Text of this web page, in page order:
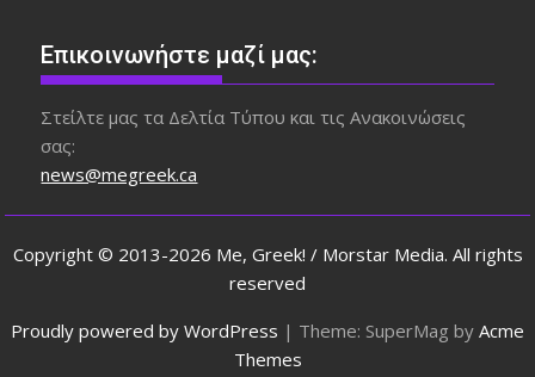
Επικοινωνήστε μαζί μας:
Στείλτε μας τα Δελτία Τύπου και τις Ανακοινώσεις
σας:
news@megreek.ca
Copyright © 2013-2026 Me, Greek! / Morstar Media. All rights
reserved
Proudly powered by WordPress | Theme: SuperMag by Acme
Themes